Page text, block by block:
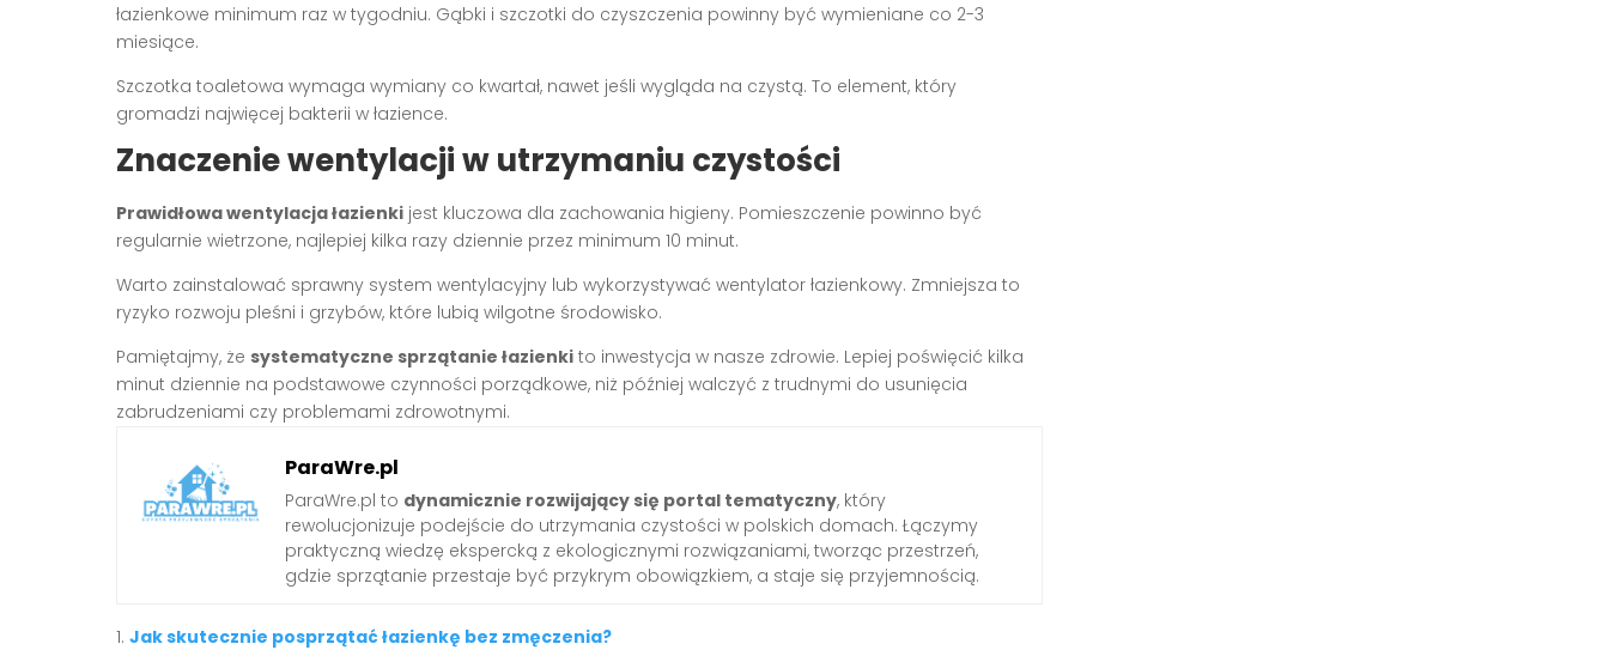
łazienkowe minimum raz w tygodniu. Gąbki i szczotki do czyszczenia powinny być wymieniane co 2-3
miesiące.
Szczotka toaletowa wymaga wymiany co kwartał, nawet jeśli wygląda na czystą. To element, który
gromadzi najwięcej bakterii w łazience.
Znaczenie wentylacji w utrzymaniu czystości
Prawidłowa wentylacja łazienki jest kluczowa dla zachowania higieny. Pomieszczenie powinno być
regularnie wietrzone, najlepiej kilka razy dziennie przez minimum 10 minut.
Warto zainstalować sprawny system wentylacyjny lub wykorzystywać wentylator łazienkowy. Zmniejsza to
ryzyko rozwoju pleśni i grzybów, które lubią wilgotne środowisko.
Pamiętajmy, że systematyczne sprzątanie łazienki to inwestycja w nasze zdrowie. Lepiej poświęcić kilka
minut dziennie na podstawowe czynności porządkowe, niż później walczyć z trudnymi do usunięcia
zabrudzeniami czy problemami zdrowotnymi.
ParaWre.pl
ParaWre.pl to dynamicznie rozwijający się portal tematyczny, który
rewolucjonizuje podejście do utrzymania czystości w polskich domach. Łączymy
praktyczną wiedzę ekspercką z ekologicznymi rozwiązaniami, tworząc przestrzeń,
gdzie sprzątanie przestaje być przykrym obowiązkiem, a staje się przyjemnością.
Jak skutecznie posprzątać łazienkę bez zmęczenia?